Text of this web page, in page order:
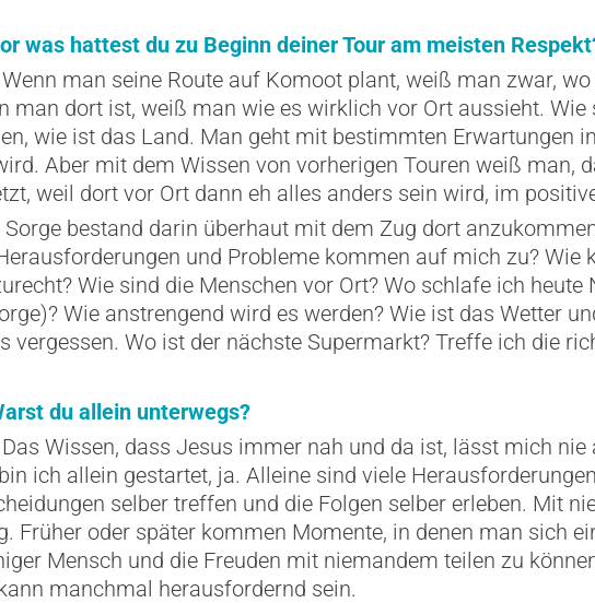
was hattest du zu Beginn deiner Tour am meisten
man seine Route auf Komoot plant, weiß man zwar,
man dort ist, weiß man wie es wirklich vor Ort aussieht. Wie
wie ist das Land. Man geht mit bestimmten Erwartungen
Aber mit dem Wissen von vorherigen Touren weiß man,
weil dort vor Ort dann eh alles anders sein wird, im
Sorge bestand darin überhaut mit dem Zug dort
und Probleme kommen auf mich zu?
Wie sind die Menschen vor Ort? Wo schlafe ich
Wie anstrengend wird es werden? Wie ist das Wetter
vergessen. Wo ist der nächste Supermarkt? Treffe ich die
du allein unterwegs?
Wissen, dass Jesus immer nah und da ist, lässt mich
ich allein gestartet, ja. Alleine sind viele
selber treffen und die Folgen selber erleben. Mit
Früher oder später kommen Momente, in denen man sich
Mensch und die Freuden mit niemandem teilen zu
manchmal herausfordernd sein.